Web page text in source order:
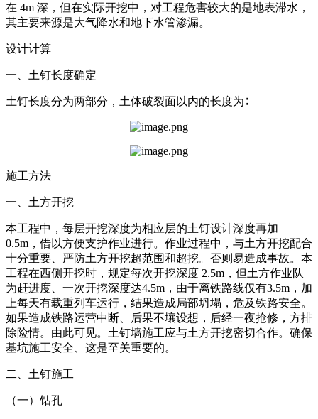
在 4m 深，但在实际开挖中，对工程危害较大的是地表滞水，
其主要来源是大气降水和地下水管渗漏。
设计计算
一、土钉长度确定
土钉长度分为两部分，土体破裂面以内的长度为∶
施工方法
一、土方开挖
本工程中，每层开挖深度为相应层的土钉设计深度再加
0.5m，借以方便支护作业进行。作业过程中，与土方开挖配合
十分重要、严防土方开挖超范围和超挖。否则易造成事故。本
工程在西侧开挖时，规定每次开挖深度 2.5m，但土方作业队
为赶进度、一次开挖深度达4.5m，由于离铁路线仅有3.5m，加
上每天有载重列车运行，结果造成局部坍塌，危及铁路安全。
如果造成铁路运营中断、后果不壤设想，后经一夜抢修，方排
除险情。由此可见。土钉墙施工应与土方开挖密切合作。确保
基坑施工安全、这是至关重要的。
二、土钉施工
（一）钻孔